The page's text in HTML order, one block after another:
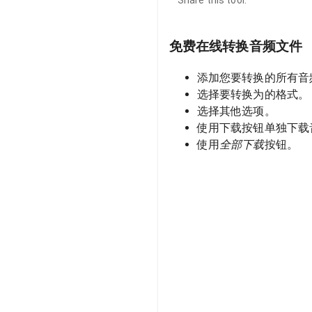
免费在线转换音频文件
添加您要转换的所有音
选择要转换为的格式。
选择其他选项。
使用下载按钮单独下载
使用全部下载按钮。